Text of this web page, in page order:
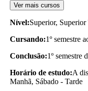
Ver mais cursos
Nível:Superior,
Cursando:1º semestre
Conclusão:1º semestre
Horário de estudo:A
Manhã, Sábado - Tarde